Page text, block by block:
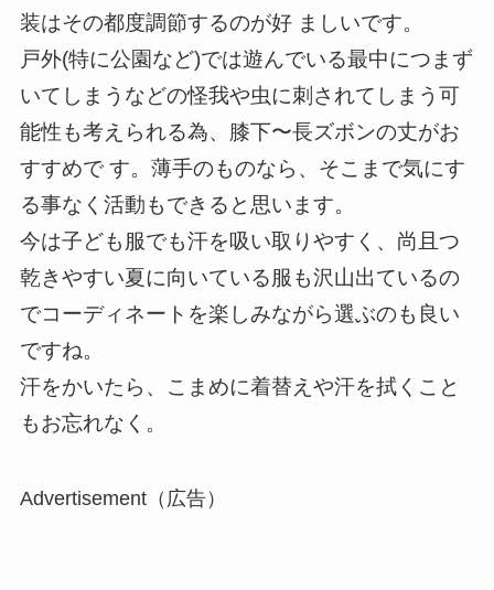
装はその都度調節するのが好 ましいです。
戸外(特に公園など)では遊んでいる最中につまず
いてしまうなどの怪我や虫に刺されてしまう可
能性も考えられる為、膝下〜長ズボンの丈がお
すすめで す。薄手のものなら、そこまで気にす
る事なく活動もできると思います。
今は子ども服でも汗を吸い取りやすく、尚且つ
乾きやすい夏に向いている服も沢山出ているの
でコーディネートを楽しみながら選ぶのも良い
ですね。
汗をかいたら、こまめに着替えや汗を拭くこと
もお忘れなく。
Advertisement（広告）